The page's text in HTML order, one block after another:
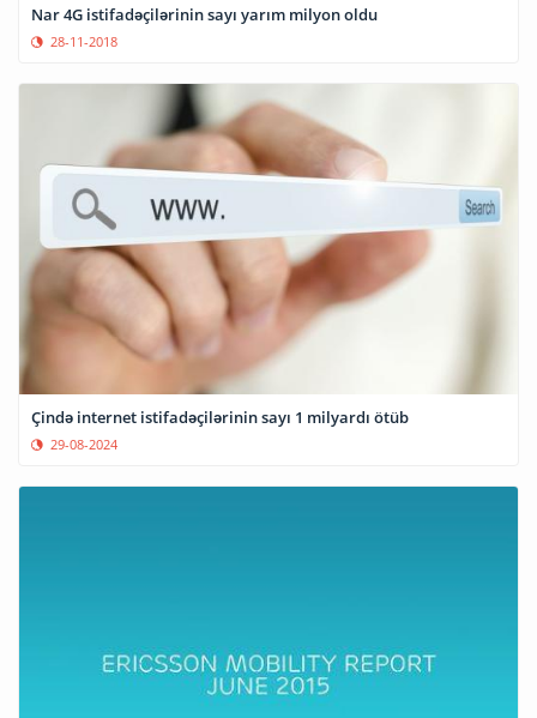
Nar 4G istifadəçilərinin sayı yarım milyon oldu
28-11-2018
Çində internet istifadəçilərinin sayı 1 milyardı ötüb
29-08-2024